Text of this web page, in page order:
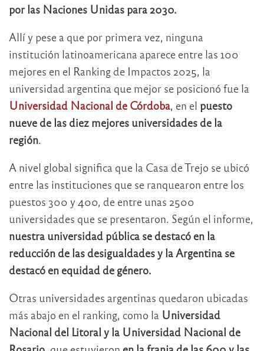
por las Naciones Unidas para 2030.
Allí y pese a que por primera vez, ninguna
institución latinoamericana aparece entre las 100
mejores en el Ranking de Impactos 2025, la
universidad argentina que mejor se posicionó fue la
Universidad Nacional de Córdoba, en el puesto
nueve de las diez mejores universidades de la
región.
A nivel global significa que la Casa de Trejo se ubicó
entre las instituciones que se ranquearon entre los
puestos 300 y 400, de entre unas 2500
universidades que se presentaron. Según el informe,
nuestra universidad pública se destacó en la
reducción de las desigualdades y la Argentina se
destacó en equidad de género.
Otras universidades argentinas quedaron ubicadas
más abajo en el ranking, como la Universidad
Nacional del Litoral y la Universidad Nacional de